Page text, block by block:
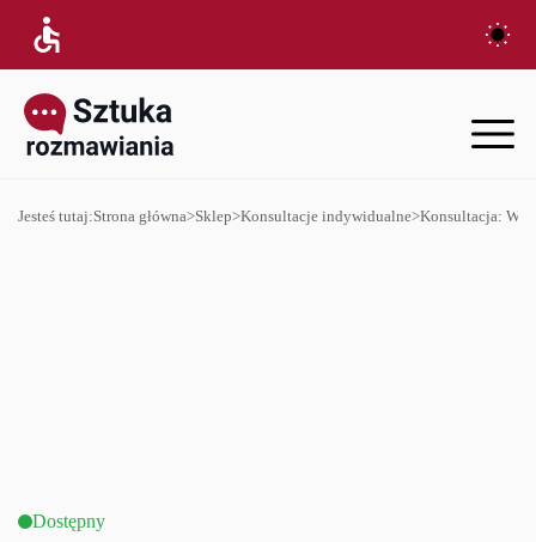
Jesteś tutaj:Strona główna>Sklep>Konsultacje indywidualne>Konsultacja:
Dostępny